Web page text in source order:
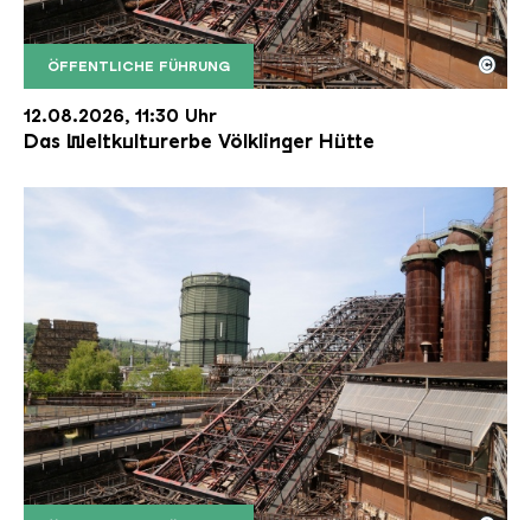
ÖFFENTLICHE FÜHRUNG
Der Erzschrägaufzug der Völklinger Hütte mit
Copyright: Weltkulturerbe Völklinger Hütte | Karl
©
12.08.2026, 11:30 Uhr
Das Weltkulturerbe Völklinger Hütte